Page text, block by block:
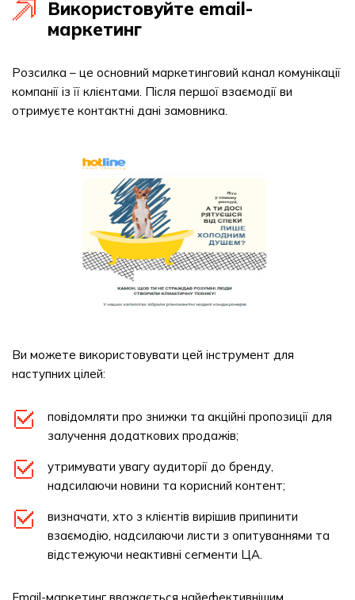
Використовуйте email-
маркетинг
Розсилка – це основний маркетинговий канал комунікації
компанії із її клієнтами. Після першої взаємодії ви
отримуєте контактні дані замовника.
Ви можете використовувати цей інструмент для
наступних цілей:
повідомляти про знижки та акційні пропозиції для
залучення додаткових продажів;
утримувати увагу аудиторії до бренду,
надсилаючи новини та корисний контент;
визначати, хто з клієнтів вирішив припинити
взаємодію, надсилаючи листи з опитуваннями та
відстежуючи неактивні сегменти ЦА.